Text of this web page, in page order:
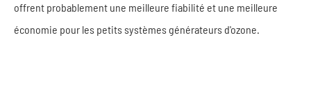
offrent probablement une meilleure fiabilité et une meilleure
économie pour les petits systèmes générateurs d'ozone.